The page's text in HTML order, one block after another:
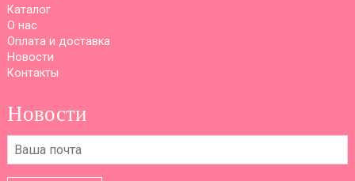
Каталог
О нас
Оплата и доставка
Новости
Контакты
Новости